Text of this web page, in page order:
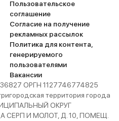
Пользовательское
соглашение
Согласие на получение
рекламных рассылок
Политика для контента,
генерируемого
пользователями
Вакансии
ОРГН 1127746774825
территория города
ОКРУГ
СЕРП И МОЛОТ, Д. 10, ПОМЕЩ.